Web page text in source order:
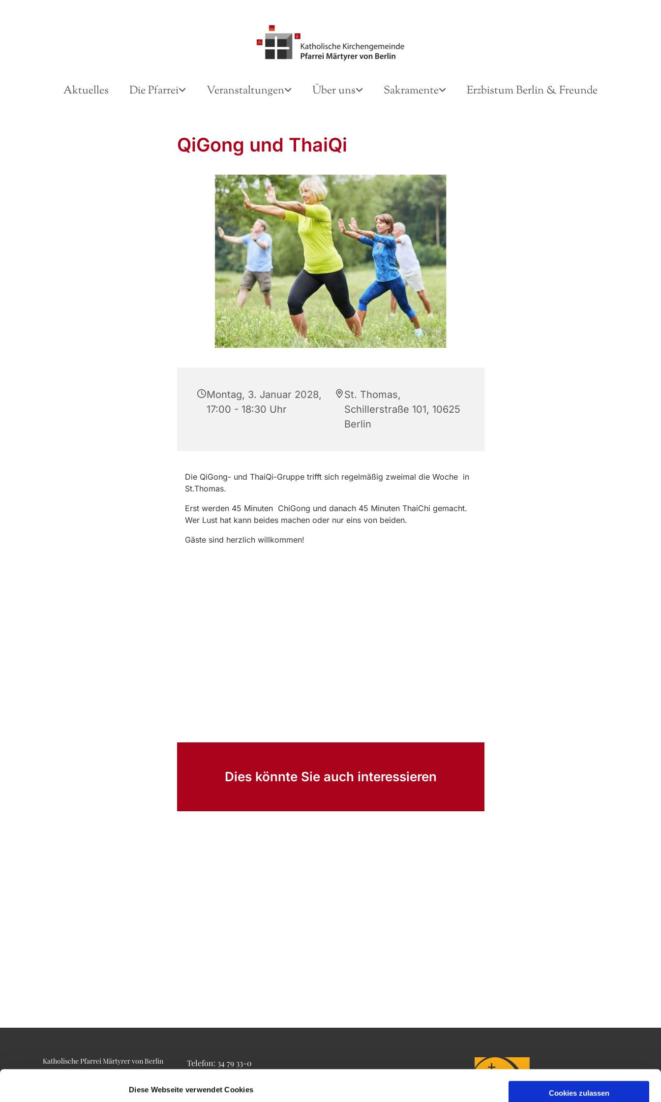
Diese Webseite verwendet Cookies
Cookies zulassen
Aktuelles Die Pfarrei Veranstaltungen Über uns Sakramente Erzbistum Berlin & Freunde
QiGong und ThaiQi
Montag, 3. Januar 2028,
17:00 - 18:30 Uhr
St. Thomas,
Schillerstraße 101, 10625
Berlin
Die QiGong- und ThaiQi-Gruppe trifft sich regelmäßig zweimal die Woche in
St.Thomas.
Erst werden 45 Minuten ChiGong und danach 45 Minuten ThaiChi gemacht.
Wer Lust hat kann beides machen oder nur eins von beiden.
Gäste sind herzlich willkommen!
Dies könnte Sie auch interessieren
Katholische Pfarrei Märtyrer von Berlin
Alt-Lietzow 23
Telefon: 34 79 33-0
Email: pfarrbuero@maertyrer-von-berlin.de